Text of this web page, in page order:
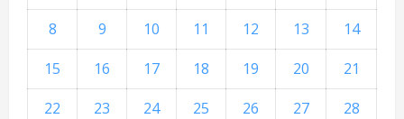
8
9 10 11 12 13
14
15
16 17 18 19 20
21
22
23 24 25 26 27
28